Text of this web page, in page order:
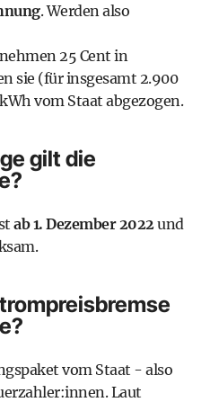
. Werden also
25 Cent in
sie (für insgesamt 2.900
vom Staat abgezogen.
gilt die
ab 1. Dezember 2022und
vom Staat - also
Laut